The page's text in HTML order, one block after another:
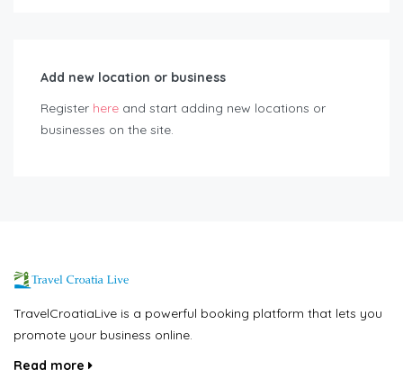
Add new location or business
Register here and start adding new locations or
businesses on the site.
TravelCroatiaLive is a powerful booking platform that lets you
promote your business online.
Read more